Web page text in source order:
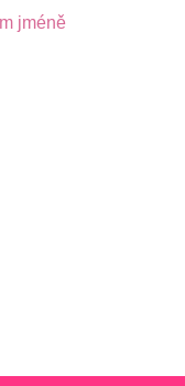
jméně